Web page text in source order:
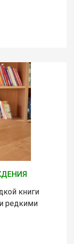
книги
редкими